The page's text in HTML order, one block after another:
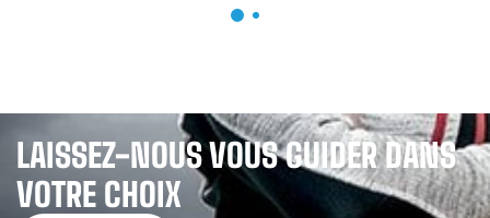
LAISSEZ-NOUS VOUS GUIDER DANS
VOTRE CHOIX